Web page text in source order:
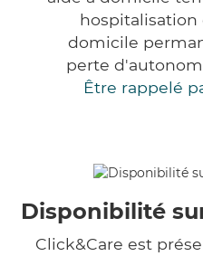
hospitalisation
domicile
perte
Être rappelé
Disponibilité
Click&Care est